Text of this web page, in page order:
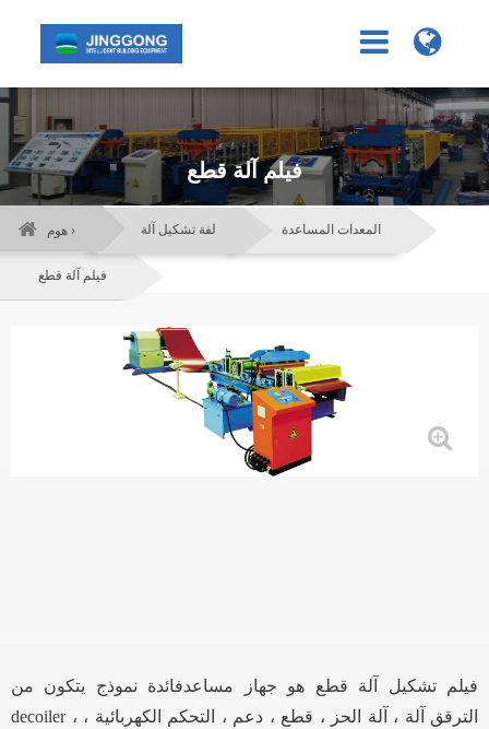
فيلم آلة قطع
هوم › لفة تشكيل آلة المعدات المساعدة
فيلم آلة قطع
فيلم تشكيل آلة قطع هو جهاز مساعدفائدة نموذج يتكون من
decoiler ، الترقق آلة ، آلة الحز ، قطع ، دعم ، التحكم الكهربائية ،